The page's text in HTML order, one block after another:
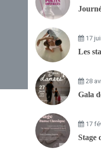
17
Les
28
Gala
17
Stage